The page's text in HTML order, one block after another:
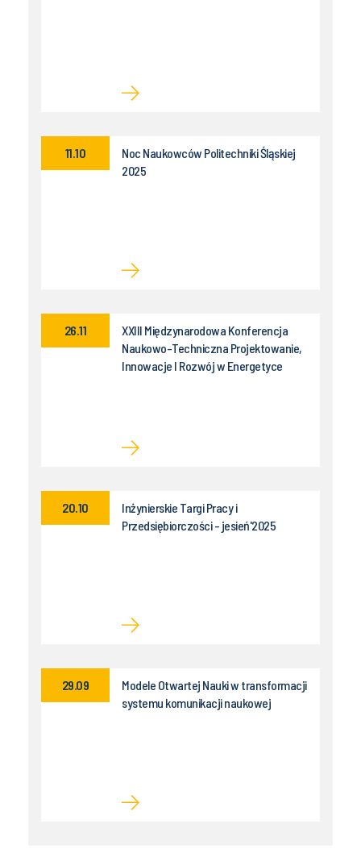
Noc Naukowców Politechniki Śląskiej
2025
11.10
XXIII Międzynarodowa Konferencja
Naukowo-Techniczna Projektowanie,
Innowacje I Rozwój w Energetyce
26.11
Inżynierskie Targi Pracy i
Przedsiębiorczości - jesień'2025
20.10
Modele Otwartej Nauki w transformacji
systemu komunikacji naukowej
29.09